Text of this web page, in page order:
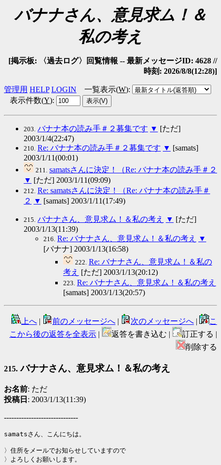
バナナさん、意見求ム！＆
私の考え
[掲示板: 〈過去ログ〉回覧情報 -- 最新メッセージID: 4628 //
時刻: 2026/8/8(12:28)]
管理用 HELP LOGIN 一覧表示(W):
表示件数(Y):
203. バナナ本の読み手＃２募集です ▼ [ただ]
2003/1/4(22:47)
210. Re: バナナ本の読み手＃２募集です ▼ [samats]
2003/1/11(00:01)
211.
samatsさんに決定！（Re: バナナ本の読み手＃２
▼ [ただ] 2003/1/11(09:09)
212. Re: samatsさんに決定！（Re: バナナ本の読み手＃
２
▼ [samats] 2003/1/11(17:49)
215. バナナさん、意見求ム！＆私の考え ▼ [ただ]
2003/1/13(11:39)
216. Re: バナナさん、意見求ム！＆私の考え
▼
[バナナ] 2003/1/13(16:58)
222. Re: バナナさん、意見求ム！＆私の
考え [ただ] 2003/1/13(20:12)
223. Re: バナナさん、意見求ム！＆私の考え
[samats] 2003/1/13(20:57)
上へ | 前のメッセージへ | 次のメッセージへ |
こ
こから後の返答を全表示 | 返答を書き込む |
訂正する |
削除する
215. バナナさん、意見求ム！＆私の考え
お名前: ただ
投稿日 : 2003/1/13(11:39)
------------------------------
samatsさん、こんにちは。
〉住所をメールでお知らせしていますので
〉よろしくお願いします。